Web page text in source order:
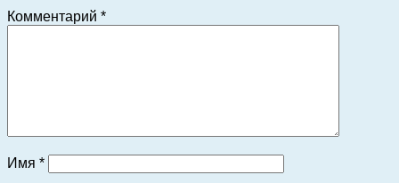
Комментарий *
Имя *